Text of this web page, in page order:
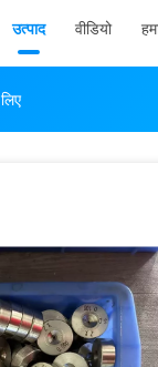
उत्पाद वीडियो